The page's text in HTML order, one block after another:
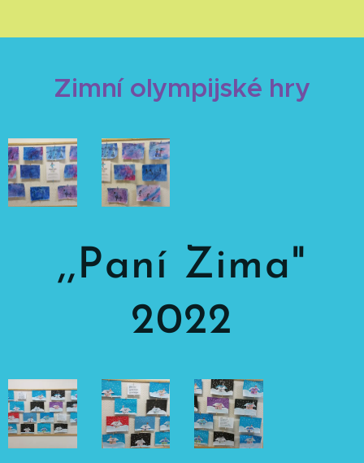
Zimní olympijské hry
,,Paní Zima"
2022